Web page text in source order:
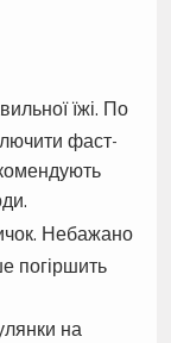
їжі. По
фаст-
Небажано
погіршить
на